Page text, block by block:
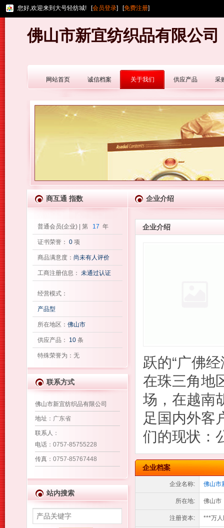
您好,欢迎来到大号轻纺城! [会员登录] [免费注册]
佛山市新宜纺织品有限公司
网站首页 诚信档案 关于我们 供应产品 采
商互通 指数 企业介绍
普通会员(企业) | 第 17 年
证书荣誉： 0 项
商品满意度： 尚未有人评价
工商注册信息： 未通过认证
经营模式：
产品型
所在地区： 佛山市
供应产品： 10 条
特殊荣誉为：无
联系方式
佛山市新宜纺织品有限公司
地址 ：广东省
联系人 ：
电话 ：0757-85755228
传真 ：0757-85767448
站内搜索
企业介绍
跃的“广佛
在珠三角地
场，在越南
足国内外客
们的现状：
企业档案
企业名称: 佛山市
所在地: 佛山市
注册资本: ***万